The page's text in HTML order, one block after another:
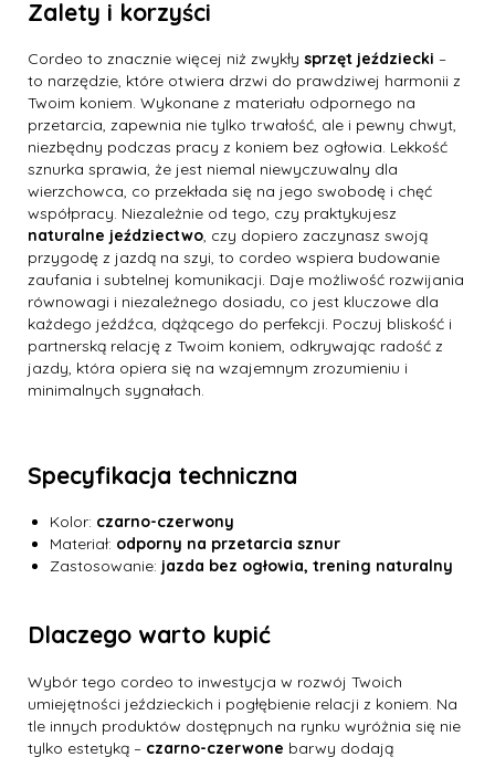
Zalety i korzyści
Cordeo to znacznie więcej niż zwykły sprzęt jeździecki –
to narzędzie, które otwiera drzwi do prawdziwej harmonii z
Twoim koniem. Wykonane z materiału odpornego na
przetarcia, zapewnia nie tylko trwałość, ale i pewny chwyt,
niezbędny podczas pracy z koniem bez ogłowia. Lekkość
sznurka sprawia, że jest niemal niewyczuwalny dla
wierzchowca, co przekłada się na jego swobodę i chęć
współpracy. Niezależnie od tego, czy praktykujesz
naturalne jeździectwo, czy dopiero zaczynasz swoją
przygodę z jazdą na szyi, to cordeo wspiera budowanie
zaufania i subtelnej komunikacji. Daje możliwość rozwijania
równowagi i niezależnego dosiadu, co jest kluczowe dla
każdego jeźdźca, dążącego do perfekcji. Poczuj bliskość i
partnerską relację z Twoim koniem, odkrywając radość z
jazdy, która opiera się na wzajemnym zrozumieniu i
minimalnych sygnałach.
Specyfikacja techniczna
Kolor: czarno-czerwony
Materiał: odporny na przetarcia sznur
Zastosowanie: jazda bez ogłowia, trening naturalny
Dlaczego warto kupić
Wybór tego cordeo to inwestycja w rozwój Twoich
umiejętności jeździeckich i pogłębienie relacji z koniem. Na
tle innych produktów dostępnych na rynku wyróżnia się nie
tylko estetyką – czarno-czerwone barwy dodają